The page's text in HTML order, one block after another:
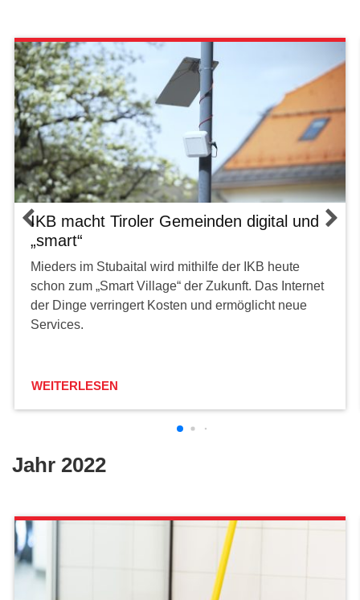
IKB macht Tiroler Gemeinden digital und
„smart“
Mieders im Stubaital wird mithilfe der IKB heute
schon zum „Smart Village“ der Zukunft. Das Internet
der Dinge verringert Kosten und ermöglicht neue
Services.
WEITERLESEN
Jahr 2022